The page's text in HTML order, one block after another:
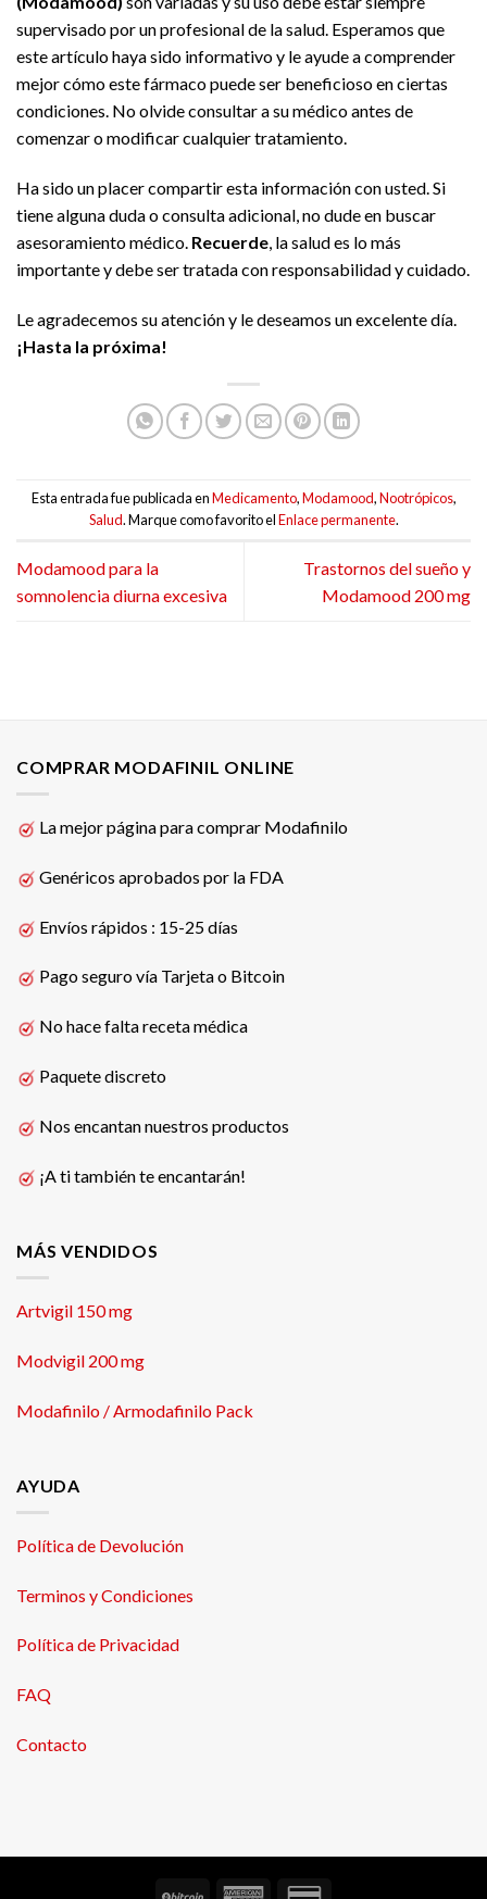
supervisado por un profesional de la salud. Esperamos que
este artículo haya sido informativo y le ayude a comprender
mejor cómo este fármaco puede ser beneficioso en ciertas
condiciones. No olvide consultar a su médico antes de
comenzar o modificar cualquier tratamiento.
Ha sido un placer compartir esta información con usted. Si
tiene alguna duda o consulta adicional, no dude en buscar
asesoramiento médico. Recuerde, la salud es lo más
importante y debe ser tratada con responsabilidad y cuidado.
Le agradecemos su atención y le deseamos un excelente día.
¡Hasta la próxima!
Esta entrada fue publicada enMedicamento,Modamood,Nootrópicos,
Salud. Marque como favorito elEnlace permanente.
Modamood para la
somnolencia diurna excesiva
Trastornos del sueño y
Modamood 200 mg
COMPRAR MODAFINIL ONLINE
La mejor página para comprar Modafinilo
Genéricos aprobados por la FDA
Envíos rápidos : 15-25 días
Pago seguro vía Tarjeta o Bitcoin
No hace falta receta médica
Paquete discreto
Nos encantan nuestros productos
¡A ti también te encantarán!
MÁS VENDIDOS
Artvigil 150 mg
Modvigil 200 mg
Modafinilo / Armodafinilo Pack
AYUDA
Política de Devolución
Terminos y Condiciones
Política de Privacidad
FAQ
Contacto